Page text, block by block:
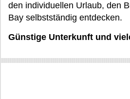
den individuellen Urlaub, den
Bay selbstständig entdecken.
Günstige Unterkunft und